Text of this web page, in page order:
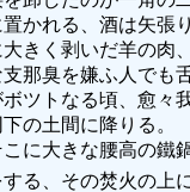
かれる、酒は矢張
きく剥いだ羊の肉
那臭を嫌ふ人でも
ツトなる頃、愈々
の土間に降りる。
に大きな腰高の鐵
る、その焚火の上